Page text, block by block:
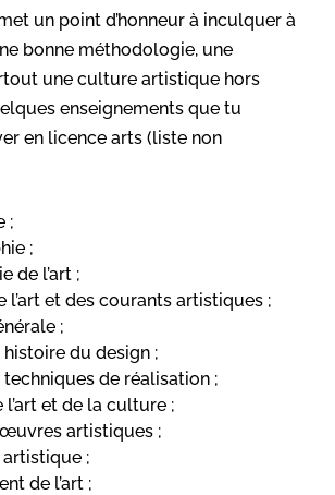
un point d’honneur à inculquer à
bonne méthodologie, une
une culture artistique hors
enseignements que tu
en licence arts (liste non
;
;
de l’art ;
l’art et des courants artistiques ;
;
du design ;
techniques de réalisation ;
l’art et de la culture ;
artistiques ;
;
de l’art ;